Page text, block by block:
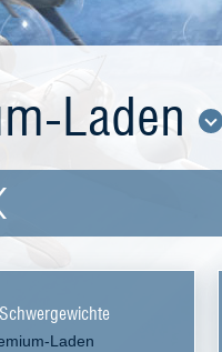
Laden
Laden